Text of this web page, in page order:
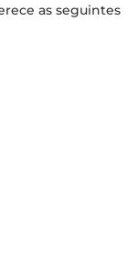
as seguintes